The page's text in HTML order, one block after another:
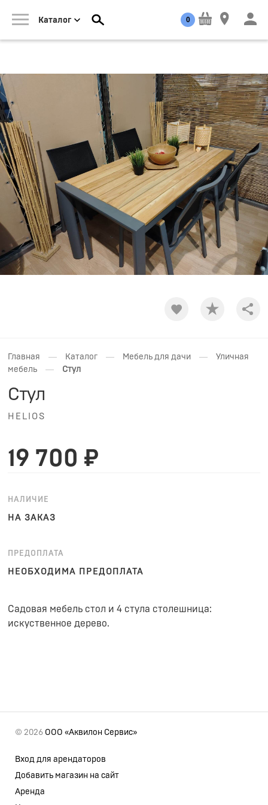
Каталог 0
Главная — Каталог — Мебель для дачи —
Уличная
мебель
— Стул
Стул
HELIOS
19 700 ₽
НАЛИЧИЕ
НА ЗАКАЗ
ПРЕДОПЛАТА
НЕОБХОДИМА ПРЕДОПЛАТА
Садовая мебель стол и 4 стула столешница:
искуственное дерево.
© 2026 ООО «Аквилон Сервис»
Вход для арендаторов
Добавить магазин на сайт
Аренда